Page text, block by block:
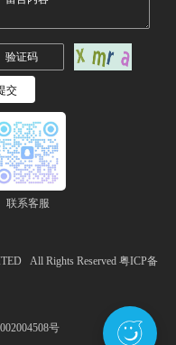
联系客服
All Rights Reserved粤ICP备
号